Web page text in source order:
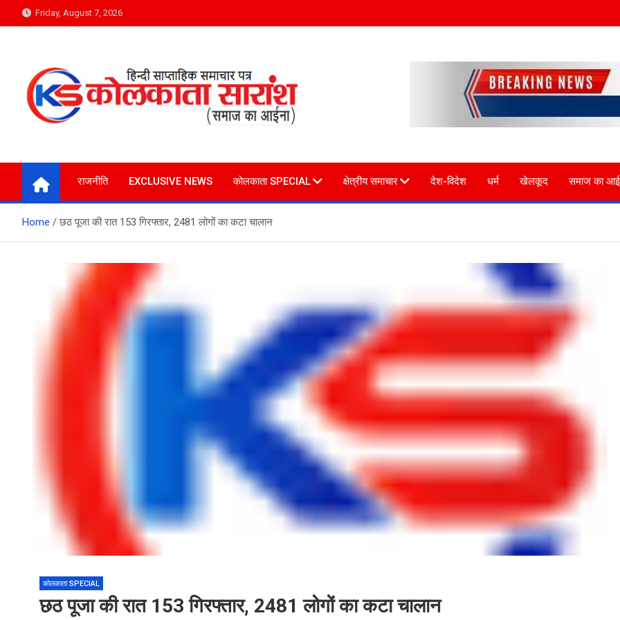
to
Friday, August 7, 2026
Kolkata Saransh News
राजनीति EXCLUSIVE NEWS कोलकाता SPECIAL क्षेत्रीय समाचार देश-विदेश धर्म खेलकूद समाज का
Home छठ पूजा की रात 153 गिरफ्तार, 2481 लोगों का कटा चालान
कोलकाता SPECIAL
छठ पूजा की रात 153 गिरफ्तार, 2481 लोगों का कटा चालान